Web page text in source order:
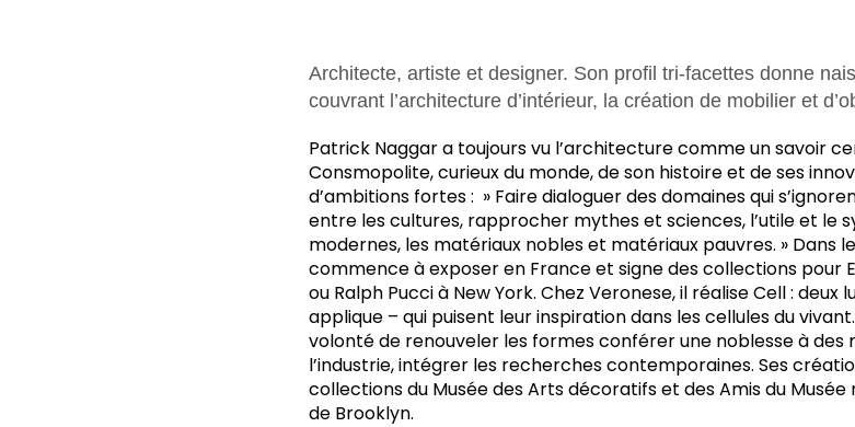
Architecte, artiste et designer. Son profil tri-facettes donne
couvrant l’architecture d’intérieur, la création de mobilier et
Patrick Naggar a toujours vu l’architecture comme un savoir
Consmopolite, curieux du monde, de son histoire et de ses
d’ambitions fortes : » Faire dialoguer des domaines qui
entre les cultures, rapprocher mythes et sciences, l’utile et le
modernes, les matériaux nobles et matériaux pauvres. » Dans
commence à exposer en France et signe des collections pour
ou Ralph Pucci à New York. Chez Veronese, il réalise Cell :
applique – qui puisent leur inspiration dans les cellules du
volonté de renouveler les formes conférer une noblesse à des
l’industrie, intégrer les recherches contemporaines. Ses
collections du Musée des Arts décoratifs et des Amis du
de Brooklyn.